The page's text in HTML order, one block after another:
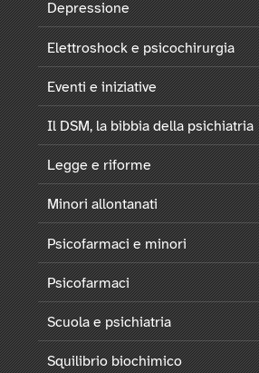
Depressione
Elettroshock e psicochirurgia
Eventi e iniziative
Il DSM, la bibbia della psichiatria
Legge e riforme
Minori allontanati
Psicofarmaci e minori
Psicofarmaci
Scuola e psichiatria
Squilibrio biochimico